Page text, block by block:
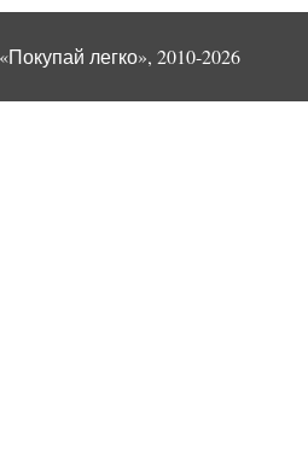
легко», 2010-2026